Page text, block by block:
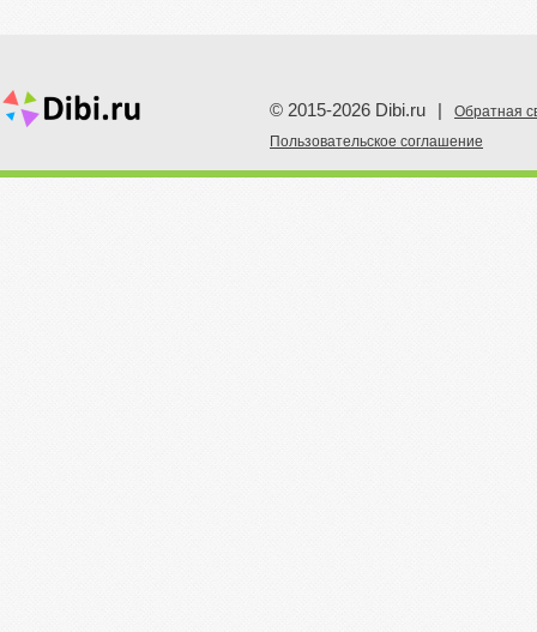
© 2015-2026 Dibi.ru
Обратная
Пoльзовательское соглашение